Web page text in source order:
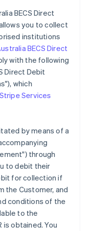
BECS Direct
you to collect
institutions
BECS Direct
with the following
Direct Debit
which
Stripe Services
by means of a
through
to debit their
for collection if
the Customer, and
conditions of the
to the
obtained. You